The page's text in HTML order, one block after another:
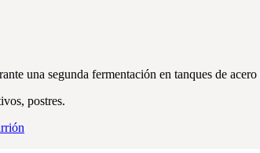
una segunda fermentación en tanques de
postres.